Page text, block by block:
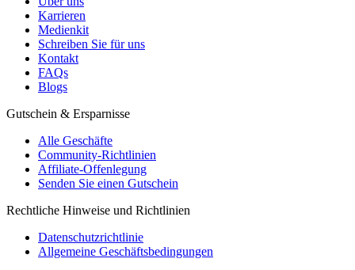
Karrieren
Medienkit
Schreiben Sie für uns
Kontakt
FAQs
Blogs
Gutschein & Ersparnisse
Alle Geschäfte
Community-Richtlinien
Affiliate-Offenlegung
Senden Sie einen Gutschein
Rechtliche Hinweise und Richtlinien
Datenschutzrichtlinie
Allgemeine Geschäftsbedingungen